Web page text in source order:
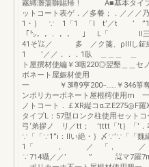
霧縛灘蕩獅賜帰！ A■基本タイプ
ットコート表ゲ．／多餐；．／／／
1・｝ ∵ 1「1 「l t’／t ’
「㌧，，．，， 」 L「 ll三％
41そ㍑／ 多 ／ク箋、ρlllし
1 ’／／．．．1臥 ＿＿＿ ＿
ト屋撰材使編￥3咽220◎翌墾＿＿セ
ボネート屋娠
一 ￥3噂9亨200−……￥346箏奪
ンポリカーボネート屋根樗使用m
ノトコート．￡XR縦コαヱE275◎F羅
タイプL：57型ロンク柱使用セット
弓‘弟拶ノ リ／tt； ’tttt「’t｝「
∵「「∵1”i：llい絶・｝〆∵’∵「「魏
1「 ， ／ 「， ／，／
∵714囁／／’ ” ㍊マ7羅7πガ